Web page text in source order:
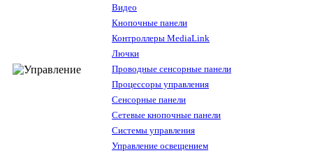
Видео
Кнопочные панели
Контроллеры MediaLink
Лючки
Проводные сенсорные панели
Процессоры управления
Сенсорные панели
Сетевые кнопочные панели
Системы управления
Управление освещением